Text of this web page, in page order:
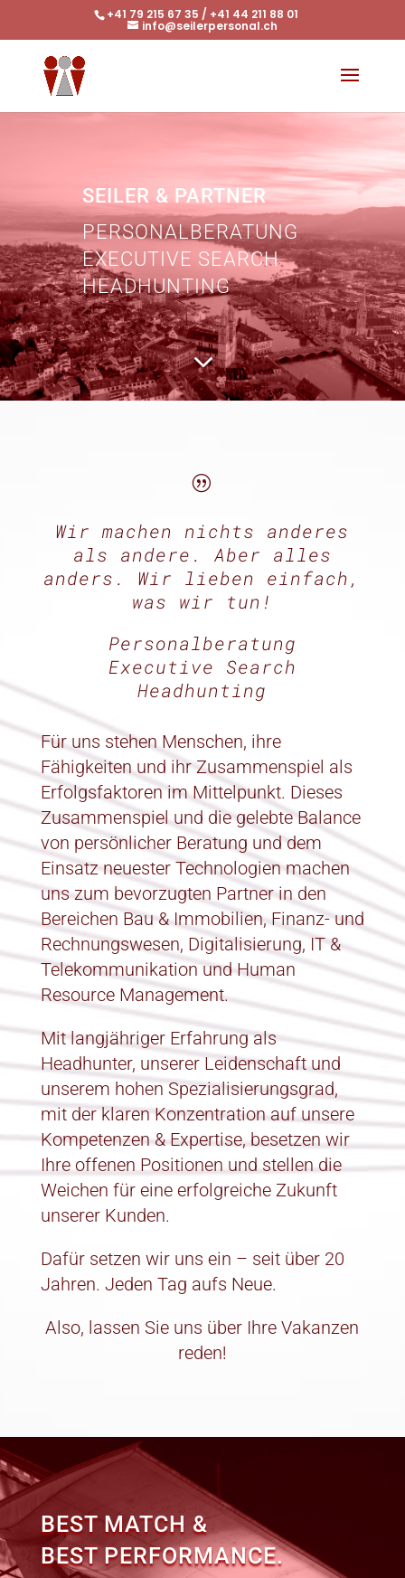
+41 79 215 67 35 / +41 44 211 88 01
info@seilerpersonal.ch
SEILER & PARTNER
PERSONALBERATUNG
EXECUTIVE SEARCH
HEADHUNTING
3
|
Wir machen nichts anderes
als andere. Aber alles
anders. Wir lieben einfach,
was wir tun!
Personalberatung
Executive Search
Headhunting
Für uns stehen Menschen, ihre
Fähigkeiten und ihr Zusammenspiel als
Erfolgsfaktoren im Mittelpunkt. Dieses
Zusammenspiel und die gelebte Balance
von persönlicher Beratung und dem
Einsatz neuester Technologien machen
uns zum bevorzugten Partner in den
Bereichen Bau & Immobilien, Finanz- und
Rechnungswesen, Digitalisierung, IT &
Telekommunikation und Human
Resource Management.
Mit langjähriger Erfahrung als
Headhunter, unserer Leidenschaft und
unserem hohen Spezialisierungsgrad,
mit der klaren Konzentration auf unsere
Kompetenzen & Expertise, besetzen wir
Ihre offenen Positionen und stellen die
Weichen für eine erfolgreiche Zukunft
unserer Kunden.
Dafür setzen wir uns ein – seit über 20
Jahren. Jeden Tag aufs Neue.
Also, lassen Sie uns über Ihre Vakanzen
reden!
BEST MATCH &
BEST PERFORMANCE.